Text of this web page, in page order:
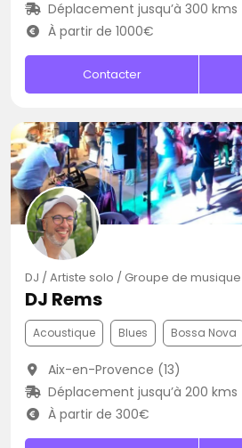
Déplacement jusqu’à 300 kms
À partir de 1000€
Contacter
DJ / Artiste solo / Groupe de musique
DJ Rems
Acoustique Blues Bossa Nova
Aix-en-Provence (13)
Déplacement jusqu’à 200 kms
À partir de 300€